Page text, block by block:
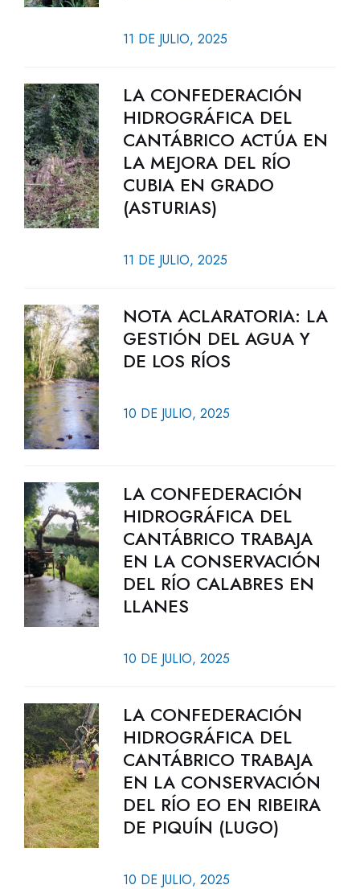
11 DE JULIO, 2025
LA CONFEDERACIÓN
HIDROGRÁFICA DEL
CANTÁBRICO ACTÚA EN
LA MEJORA DEL RÍO
CUBIA EN GRADO
(ASTURIAS)
11 DE JULIO, 2025
NOTA ACLARATORIA: LA
GESTIÓN DEL AGUA Y
DE LOS RÍOS
10 DE JULIO, 2025
LA CONFEDERACIÓN
HIDROGRÁFICA DEL
CANTÁBRICO TRABAJA
EN LA CONSERVACIÓN
DEL RÍO CALABRES EN
LLANES
10 DE JULIO, 2025
LA CONFEDERACIÓN
HIDROGRÁFICA DEL
CANTÁBRICO TRABAJA
EN LA CONSERVACIÓN
DEL RÍO EO EN RIBEIRA
DE PIQUÍN (LUGO)
10 DE JULIO, 2025